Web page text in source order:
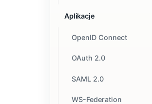
Aplikacje
OpenID Connect
OAuth 2.0
SAML 2.0
WS-Federation